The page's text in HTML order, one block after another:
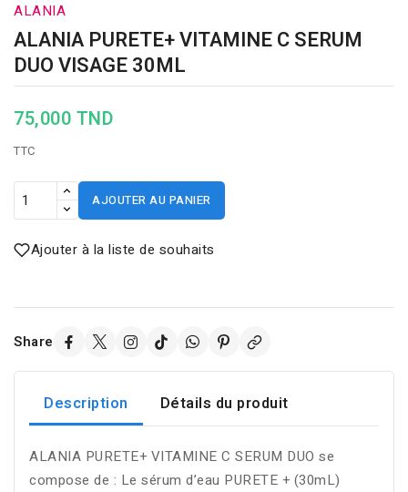
ALANIA
ALANIA PURETE+ VITAMINE C SERUM
DUO VISAGE 30ML
75,000 TND
TTC
AJOUTER AU PANIER
Ajouter à la liste de souhaits
Share
Description Détails du produit
ALANIA PURETE+ VITAMINE C SERUM DUO se
compose de : Le sérum d’eau PURETE + (30mL)